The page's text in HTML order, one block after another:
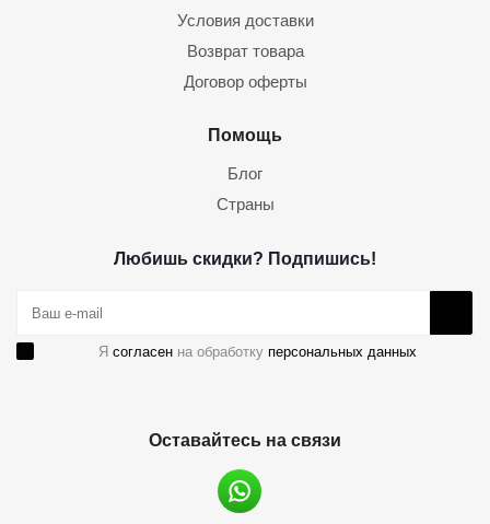
Условия доставки
Возврат товара
Договор оферты
Помощь
Блог
Страны
Любишь скидки? Подпишись!
Я согласен на обработку персональных данных
Оставайтесь на связи